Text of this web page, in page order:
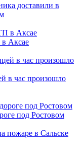
доставили в
в Аксае
в час произошло
под Ростовом